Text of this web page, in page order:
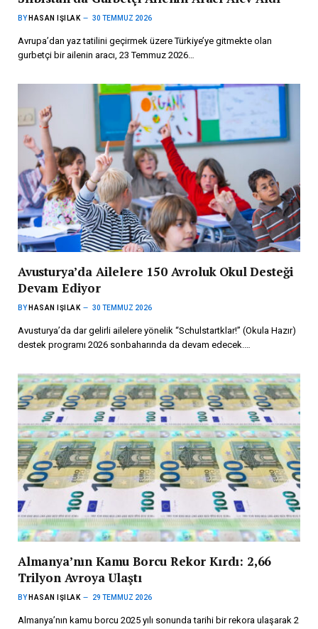
BY HASAN IŞILAK 30 TEMMUZ 2026
Avrupa’dan yaz tatilini geçirmek üzere Türkiye’ye gitmekte olan
gurbetçi bir ailenin aracı, 23 Temmuz 2026…
Avusturya’da Ailelere 150 Avroluk Okul Desteği
Devam Ediyor
BY HASAN IŞILAK 30 TEMMUZ 2026
Avusturya’da dar gelirli ailelere yönelik “Schulstartklar!” (Okula Hazır)
destek programı 2026 sonbaharında da devam edecek.…
Almanya’nın Kamu Borcu Rekor Kırdı: 2,66
Trilyon Avroya Ulaştı
BY HASAN IŞILAK 29 TEMMUZ 2026
Almanya’nın kamu borcu 2025 yılı sonunda tarihi bir rekora ulaşarak 2